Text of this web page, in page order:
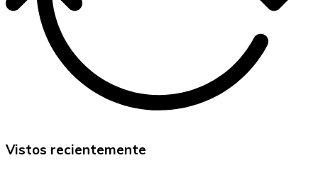
Vistos recientemente